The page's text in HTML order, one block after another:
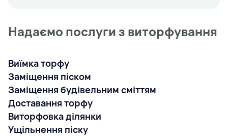
Надаємо послуги з виторфування
Виїмка торфу
Заміщення піском
Заміщення будівельним сміттям
Доставання торфу
Виторфовка ділянки
Ущільнення піску